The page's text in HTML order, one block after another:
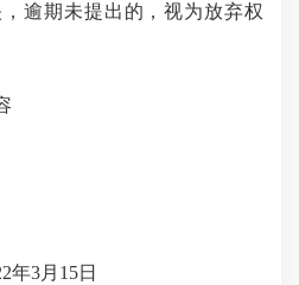
逾期未提出的，视为放弃权
3月15日